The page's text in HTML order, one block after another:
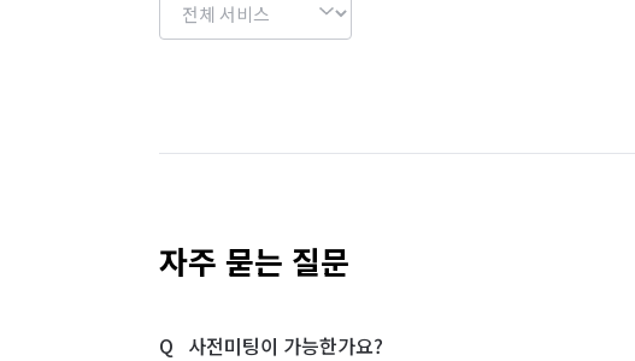
자주 묻는 질문
사전미팅이 가능한가요?